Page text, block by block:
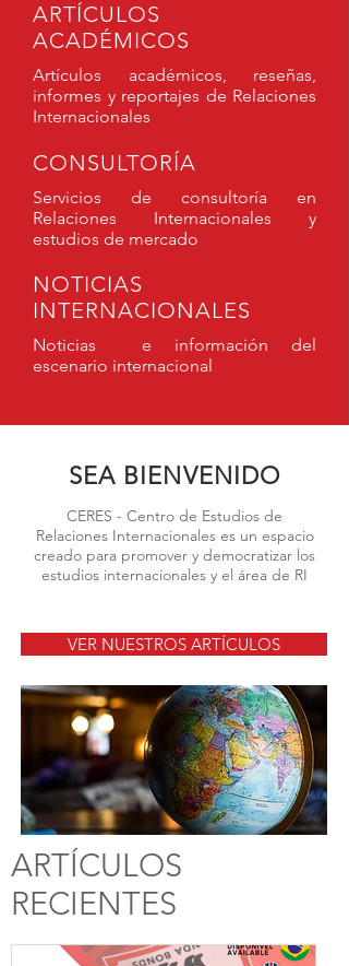
ARTÍCULOS
ACADÉMICOS
Artículos académicos, reseñas,
informes y reportajes de Relaciones
Internacionales
CONSULTORÍA
Servicios de consultoría en
Relaciones Internacionales y
estudios de mercado
NOTICIAS
INTERNACIONALES
Noticias e información del
escenario internacional
SEA BIENVENIDO
CERES - Centro de Estudios de
Relaciones Internacionales es un espacio
creado para promover y democratizar los
estudios internacionales y el área de RI
VER NUESTROS ARTÍCULOS
ARTÍCULOS
RECIENTES